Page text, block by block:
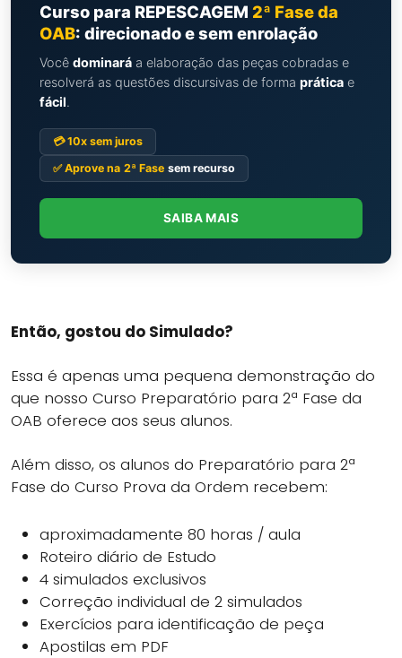
Curso para REPESCAGEM 2ª Fase da
OAB: direcionado e sem enrolação
Você dominará a elaboração das peças cobradas e
resolverá as questões discursivas de forma prática e
fácil.
💳 10x sem juros
✅ Aprove na 2ª Fase sem recurso
SAIBA MAIS
Então, gostou do Simulado?
Essa é apenas uma pequena demonstração do
que nosso Curso Preparatório para 2ª Fase da
OAB oferece aos seus alunos.
Além disso, os alunos do Preparatório para 2ª
Fase do Curso Prova da Ordem recebem:
aproximadamente 80 horas / aula
Roteiro diário de Estudo
4 simulados exclusivos
Correção individual de 2 simulados
Exercícios para identificação de peça
Apostilas em PDF